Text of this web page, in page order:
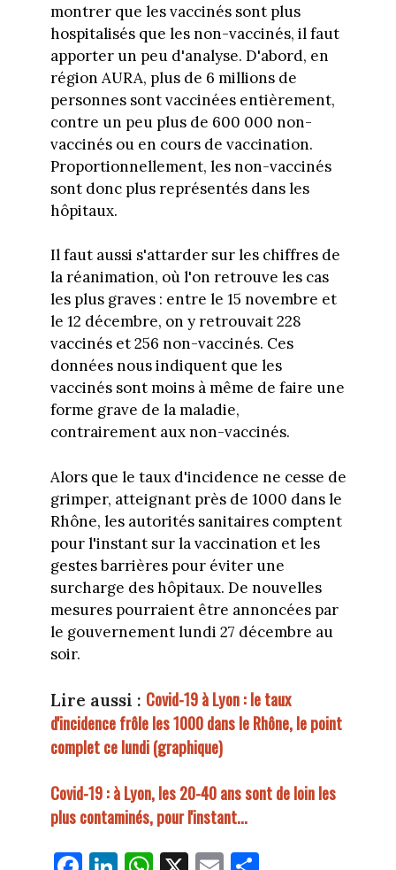
montrer que les vaccinés sont plus
hospitalisés que les non-vaccinés, il faut
apporter un peu d'analyse. D'abord, en
région AURA, plus de 6 millions de
personnes sont vaccinées entièrement,
contre un peu plus de 600 000 non-
vaccinés ou en cours de vaccination.
Proportionnellement, les non-vaccinés
sont donc plus représentés dans les
hôpitaux.
Il faut aussi s'attarder sur les chiffres de
la réanimation, où l'on retrouve les cas
les plus graves : entre le 15 novembre et
le 12 décembre, on y retrouvait 228
vaccinés et 256 non-vaccinés. Ces
données nous indiquent que les
vaccinés sont moins à même de faire une
forme grave de la maladie,
contrairement aux non-vaccinés.
Alors que le taux d'incidence ne cesse de
grimper, atteignant près de 1000 dans le
Rhône, les autorités sanitaires comptent
pour l'instant sur la vaccination et les
gestes barrières pour éviter une
surcharge des hôpitaux. De nouvelles
mesures pourraient être annoncées par
le gouvernement lundi 27 décembre au
soir.
Lire aussi : Covid-19 à Lyon : le taux
d'incidence frôle les 1000 dans le Rhône, le point
complet ce lundi (graphique)
Covid-19 : à Lyon, les 20-40 ans sont de loin les
plus contaminés, pour l'instant...